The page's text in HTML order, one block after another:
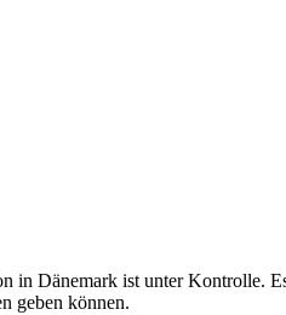
in Dänemark ist unter Kontrolle.
geben können.